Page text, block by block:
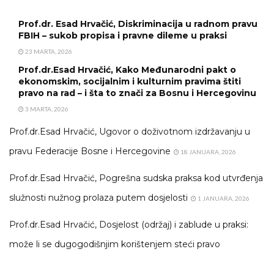
Prof.dr. Esad Hrvačić, Diskriminacija u radnom pravu
FBIH – sukob propisa i pravne dileme u praksi
23 MARTA, 2026
Prof.dr.Esad Hrvačić, Kako Međunarodni pakt o
ekonomskim, socijalnim i kulturnim pravima štiti
pravo na rad – i šta to znači za Bosnu i Hercegovinu
3 MARTA, 2026
Prof.dr.Esad Hrvačić, Ugovor o doživotnom izdržavanju u
pravu Federacije Bosne i Hercegovine
18 JANUARA, 2026
Prof.dr.Esad Hrvačić, Pogrešna sudska praksa kod utvrđenja
služnosti nužnog prolaza putem dosjelosti
1 JANUARA, 2026
Prof.dr.Esad Hrvačić, Dosjelost (održaj) i zablude u praksi:
može li se dugogodišnjim korištenjem steći pravo